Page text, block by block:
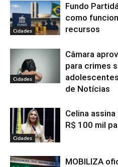
Cidades
Fundo
como
recursos
Cidades
Câmara
para crimes
de Notícias
Cidades
Celina
R$ 100 mil
MOBILIZA